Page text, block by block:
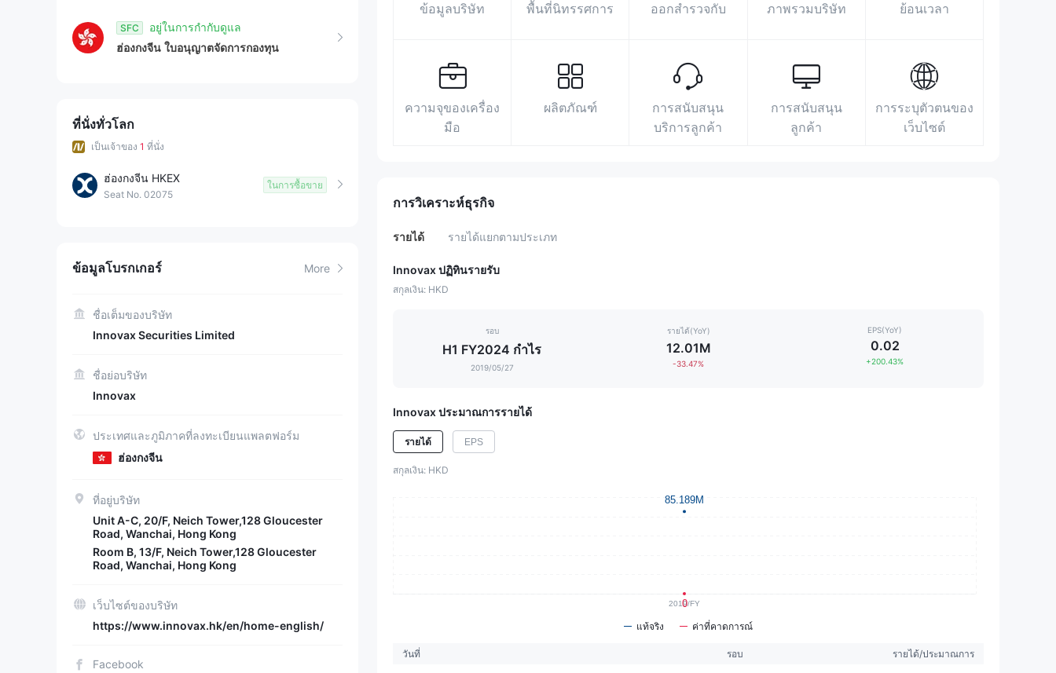
SFC
อยู่ในการกำกับดูแล
ฮ่องกงจีน ใบอนุญาตจัดการกองทุน
ที่นั่งทั่วโลก
เป็นเจ้าของ 1 ที่นั่ง
ฮ่องกงจีน HKEX
Seat No. 02075
ในการซื้อขาย
ข้อมูลโบรกเกอร์ More
ชื่อเต็มของบริษัท
Innovax Securities Limited
ชื่อย่อบริษัท
Innovax
ประเทศและภูมิภาคที่ลงทะเบียนแพลตฟอร์ม
ฮ่องกงจีน
ที่อยู่บริษัท
Unit A-C, 20/F, Neich Tower,128 Gloucester
Road, Wanchai, Hong Kong
Room B, 13/F, Neich Tower,128 Gloucester
Road, Wanchai, Hong Kong
เว็บไซต์ของบริษัท
https://www.innovax.hk/en/home-english/
Facebook
ข้อมูลบริษัท พื้นที่นิทรรศการ ออกสำรวจกับ ภาพรวมบริษัท ย้อนเวลา
ความจุของเครื่อง
มือ
ผลิตภัณฑ์
การสนับสนุน
บริการลูกค้า
การสนับสนุน
ลูกค้า
การระบุตัวตนของ
เว็บไซต์
การวิเคราะห์ธุรกิจ
รายได้ รายได้แยกตามประเภท
Innovax ปฏิทินรายรับ
สกุลเงิน: HKD
รอบ
H1 FY2024 กำไร
2019/05/27
รายได้(YoY)
12.01M
-33.47%
EPS(YoY)
0.02
+200.43%
Innovax ประมาณการรายได้
รายได้ EPS
สกุลเงิน: HKD
แท้จริง ค่าที่คาดการณ์
วันที่ รอบ รายได้/ประมาณการ